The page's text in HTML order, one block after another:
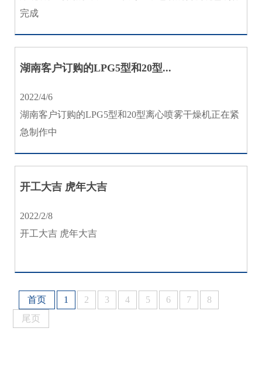
完成
湖南客户订购的LPG5型和20型...
2022/4/6
湖南客户订购的LPG5型和20型离心喷雾干燥机正在紧
急制作中
开工大吉 虎年大吉
2022/2/8
开工大吉 虎年大吉
首页 1 2 3 4 5 6 7
8
尾页